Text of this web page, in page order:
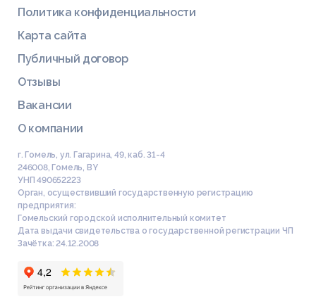
Политика конфиденциальности
Карта сайта
Публичный договор
Отзывы
Вакансии
О компании
г. Гомель, ул. Гагарина, 49, каб. 31-4
246008, Гомель, BY
УНП 490652223
Орган, осуществивший государственную регистрацию
предприятия:
Гомельский городской исполнительный комитет
Дата выдачи свидетельства о государственной регистрации ЧП
Зачётка: 24.12.2008